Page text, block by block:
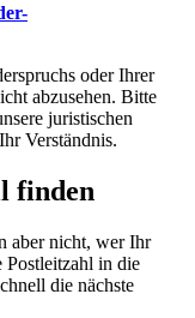
oder Ihrer
abzusehen. Bitte
juristischen
Verständnis.
finden
aber nicht, wer Ihr
Postleitzahl in die
die nächste